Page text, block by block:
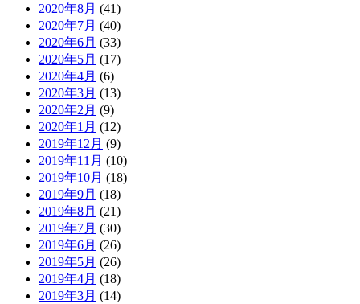
2020年8月 (41)
2020年7月 (40)
2020年6月 (33)
2020年5月 (17)
2020年4月 (6)
2020年3月 (13)
2020年2月 (9)
2020年1月 (12)
2019年12月 (9)
2019年11月 (10)
2019年10月 (18)
2019年9月 (18)
2019年8月 (21)
2019年7月 (30)
2019年6月 (26)
2019年5月 (26)
2019年4月 (18)
2019年3月 (14)